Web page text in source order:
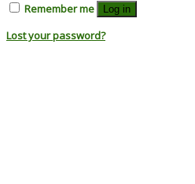
Remember me
Log in
Lost your password?